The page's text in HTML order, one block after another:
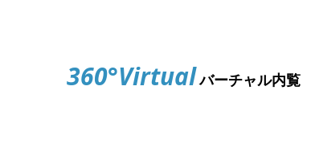
360°Virtualバーチャル内覧